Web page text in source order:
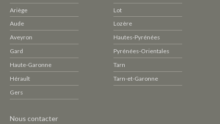
Ariège
Aude
Aveyron
Gard
Haute-Garonne
Hérault
Gers
Lot
Lozère
Hautes-Pyrénées
Pyrénées-Orientales
Tarn
Tarn-et-Garonne
Pied
Nous contacter